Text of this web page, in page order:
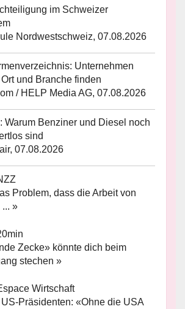
im Schweizer
Nordwestschweiz, 07.08.2026
Unternehmen
und Branche finden
/ HELP Media AG, 07.08.2026
Warum Benziner und Diesel noch
sind
07.08.2026
Problem, dass die Arbeit von
»
Zecke» könnte dich beim
stechen »
US-Präsidenten: «Ohne die USA